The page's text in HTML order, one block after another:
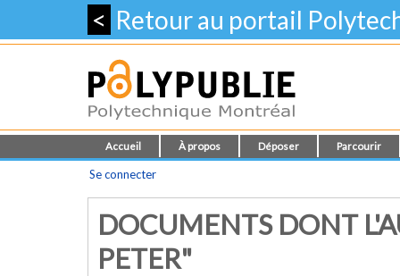
< Retour au portail
Accueil À propos Déposer Parcourir
Se connecter
DOCUMENTS DONT
PETER"